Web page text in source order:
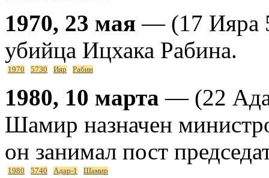
1970, 23 мая — (17 Ияра
убийца Ицхака Рабина.
1970 5730 Ияр Рабин
1980, 10 марта — (22
Шамир назначен
он занимал пост
1980 5740 Адар-1 Шамир